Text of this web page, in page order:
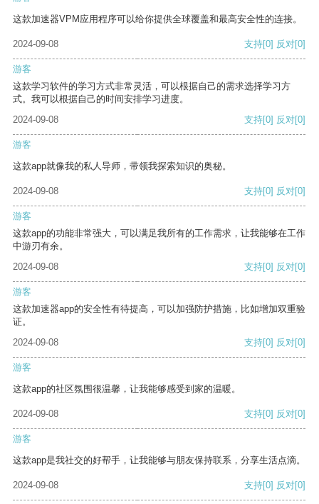
这款加速器VPM应用程序可以给你提供全球覆盖和最高安全性的连接。
2024-09-08 支持[0] 反对[0]
游客
这款学习软件的学习方式非常灵活，可以根据自己的需求选择学习方
式。我可以根据自己的时间安排学习进度。
2024-09-08
支持[0] 反对[0]
游客
这款app就像我的私人导师，带领我探索知识的奥秘。
2024-09-08 支持[0] 反对[0]
游客
这款app的功能非常强大，可以满足我所有的工作需求，让我能够在工作
中游刃有余。
2024-09-08
支持[0] 反对[0]
游客
这款加速器app的安全性有待提高，可以加强防护措施，比如增加双重验
证。
2024-09-08
支持[0] 反对[0]
游客
这款app的社区氛围很温馨，让我能够感受到家的温暖。
2024-09-08 支持[0] 反对[0]
游客
这款app是我社交的好帮手，让我能够与朋友保持联系，分享生活点滴。
2024-09-08 支持[0] 反对[0]